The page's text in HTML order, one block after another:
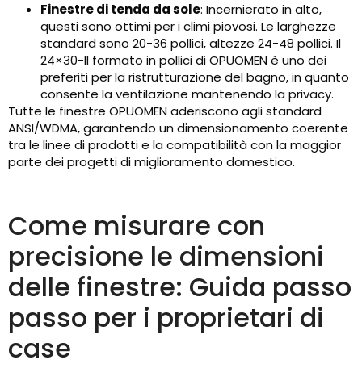
Finestre di tenda da sole: Incernierato in alto,
questi sono ottimi per i climi piovosi. Le larghezze
standard sono 20-36 pollici, altezze 24-48 pollici. Il
24×30-Il formato in pollici di OPUOMEN è uno dei
preferiti per la ristrutturazione del bagno, in quanto
consente la ventilazione mantenendo la privacy.
Tutte le finestre OPUOMEN aderiscono agli standard
ANSI/WDMA, garantendo un dimensionamento coerente
tra le linee di prodotti e la compatibilità con la maggior
parte dei progetti di miglioramento domestico.
Come misurare con
precisione le dimensioni
delle finestre: Guida passo
passo per i proprietari di
case